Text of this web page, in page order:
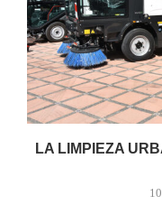
LA LIMPIEZA